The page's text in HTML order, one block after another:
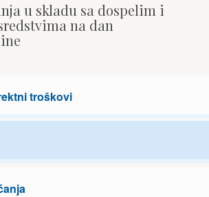
u skladu sa dospelim i
na dan
troškovi